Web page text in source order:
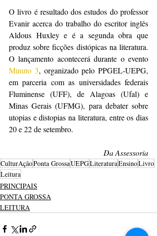
O livro é resultado dos estudos do professor
Evanir acerca do trabalho do escritor inglês
Aldous Huxley e é a segunda obra que
produz sobre ficções distópicas na literatura.
Minuto 3, organizado pelo PPGEL-UEPG,
em parceria com as universidades federais
Fluminense (UFF), de Alagoas (Ufal) e
Minas Gerais (UFMG), para debater sobre
utopias e distopias na literatura, entre os dias
20 e 22 de setembro.
Da Assessoria
CulturAçãoPonta GrossaUEPGLiteraturaEnsinoLivro
Leitura
PRINCIPAIS
PONTA GROSSA
LEITURA